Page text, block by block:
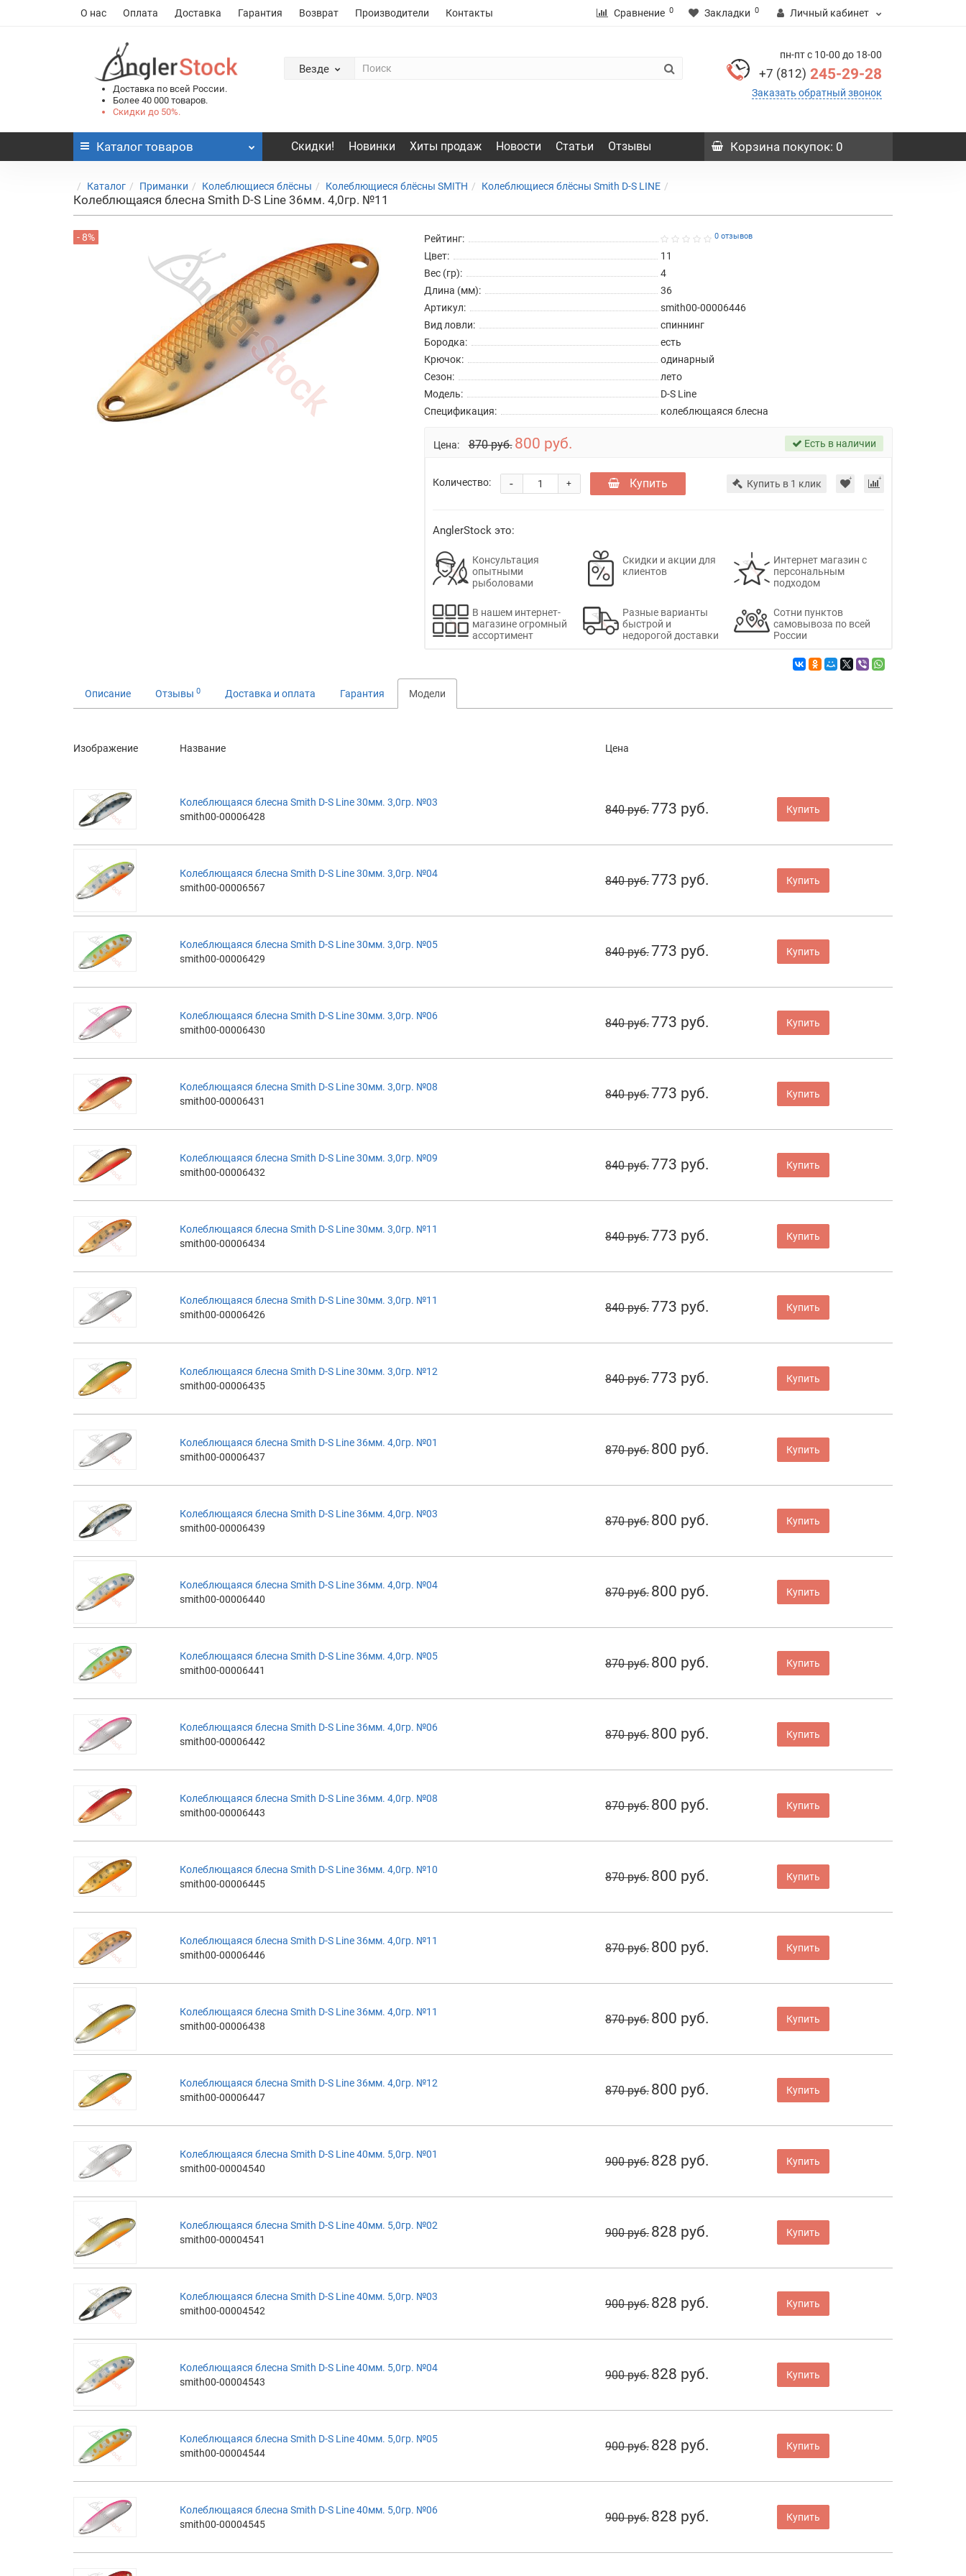
О нас Оплата Доставка Гарантия Возврат Производители Контакты Сравнение 0 Закладки 0 Личный кабинет
Доставка по всей России.
Более 40 000 товаров.
Скидки до 50%.
Везде
пн-пт с 10-00 до 18-00
+7 (812) 245-29-28
Заказать обратный звонок
Каталог товаров Скидки! Новинки Хиты продаж Новости Статьи Отзывы Корзина покупок: 0
Каталог Приманки Колеблющиеся блёсны Колеблющиеся блёсны SMITH Колеблющиеся блёсны Smith D-S LINE
Колеблющаяся блесна Smith D-S Line 36мм. 4,0гр. №11
- 8% Рейтинг: 0 отзывов
Цвет:
11
Вес (гр):
4
Длина (мм):
36
Артикул:
smith00-00006446
Вид ловли:
спиннинг
Бородка:
есть
Крючок:
одинарный
Сезон:
лето
Модель:
D-S Line
Спецификация:
колеблющаяся блесна
Цена: 870 руб. 800 руб. Есть в наличии
Количество: +
- Купить Купить в 1 клик
AnglerStock это:
Консультация
опытными
рыболовами
Скидки и акции для
клиентов
Интернет магазин с
персональным
подходом
В нашем интернет-
магазине огромный
ассортимент
Разные варианты
быстрой и
недорогой доставки
Сотни пунктов
самовывоза по всей
России
Описание Отзывы 0 Доставка и оплата Гарантия Модели
Изображение Название Цена
Колеблющаяся блесна Smith D-S Line 30мм. 3,0гр. №03
smith00-00006428
840 руб.773 руб. Купить
Колеблющаяся блесна Smith D-S Line 30мм. 3,0гр. №04
smith00-00006567
840 руб.773 руб. Купить
Колеблющаяся блесна Smith D-S Line 30мм. 3,0гр. №05
smith00-00006429
840 руб.773 руб. Купить
Колеблющаяся блесна Smith D-S Line 30мм. 3,0гр. №06
smith00-00006430
840 руб.773 руб. Купить
Колеблющаяся блесна Smith D-S Line 30мм. 3,0гр. №08
smith00-00006431
840 руб.773 руб. Купить
Колеблющаяся блесна Smith D-S Line 30мм. 3,0гр. №09
smith00-00006432
840 руб.773 руб. Купить
Колеблющаяся блесна Smith D-S Line 30мм. 3,0гр. №11
smith00-00006434
840 руб.773 руб. Купить
Колеблющаяся блесна Smith D-S Line 30мм. 3,0гр. №11
smith00-00006426
840 руб.773 руб. Купить
Колеблющаяся блесна Smith D-S Line 30мм. 3,0гр. №12
smith00-00006435
840 руб.773 руб. Купить
Колеблющаяся блесна Smith D-S Line 36мм. 4,0гр. №01
smith00-00006437
870 руб. 800 руб. Купить
Колеблющаяся блесна Smith D-S Line 36мм. 4,0гр. №03
smith00-00006439
870 руб. 800 руб. Купить
Колеблющаяся блесна Smith D-S Line 36мм. 4,0гр. №04
smith00-00006440
870 руб. 800 руб. Купить
Колеблющаяся блесна Smith D-S Line 36мм. 4,0гр. №05
smith00-00006441
870 руб. 800 руб. Купить
Колеблющаяся блесна Smith D-S Line 36мм. 4,0гр. №06
smith00-00006442
870 руб. 800 руб. Купить
Колеблющаяся блесна Smith D-S Line 36мм. 4,0гр. №08
smith00-00006443
870 руб. 800 руб. Купить
Колеблющаяся блесна Smith D-S Line 36мм. 4,0гр. №10
smith00-00006445
870 руб. 800 руб. Купить
Колеблющаяся блесна Smith D-S Line 36мм. 4,0гр. №11
smith00-00006446
870 руб. 800 руб. Купить
Колеблющаяся блесна Smith D-S Line 36мм. 4,0гр. №11
smith00-00006438
870 руб. 800 руб. Купить
Колеблющаяся блесна Smith D-S Line 36мм. 4,0гр. №12
smith00-00006447
870 руб. 800 руб. Купить
Колеблющаяся блесна Smith D-S Line 40мм. 5,0гр. №01
smith00-00004540
900 руб. 828 руб. Купить
Колеблющаяся блесна Smith D-S Line 40мм. 5,0гр. №02
smith00-00004541
900 руб. 828 руб. Купить
Колеблющаяся блесна Smith D-S Line 40мм. 5,0гр. №03
smith00-00004542
900 руб. 828 руб. Купить
Колеблющаяся блесна Smith D-S Line 40мм. 5,0гр. №04
smith00-00004543
900 руб. 828 руб. Купить
Колеблющаяся блесна Smith D-S Line 40мм. 5,0гр. №05
smith00-00004544
900 руб. 828 руб. Купить
Колеблющаяся блесна Smith D-S Line 40мм. 5,0гр. №06
smith00-00004545
900 руб. 828 руб. Купить